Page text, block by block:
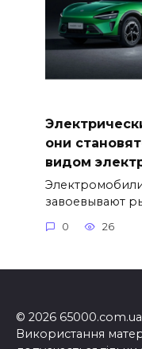
они
видом
завоевывают
0 26
© 2026 65000.com.ua
Використання